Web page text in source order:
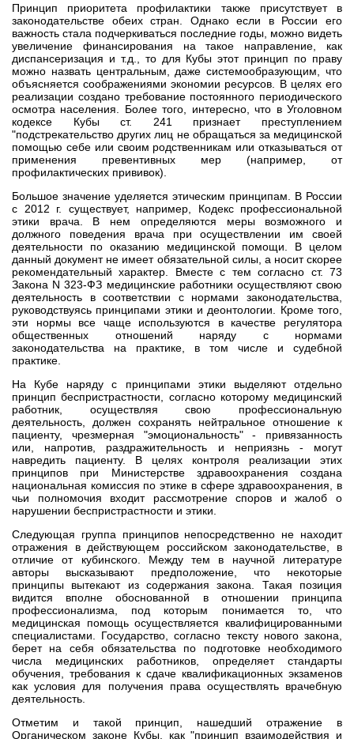
Принцип приоритета профилактики также присутствует в
законодательстве обеих стран. Однако если в России его
важность стала подчеркиваться последние годы, можно видеть
увеличение финансирования на такое направление, как
диспансеризация и т.д., то для Кубы этот принцип по праву
можно назвать центральным, даже системообразующим, что
объясняется соображениями экономии ресурсов. В целях его
реализации создано требование постоянного периодического
осмотра населения. Более того, интересно, что в Уголовном
кодексе Кубы ст. 241 признает преступлением
"подстрекательство других лиц не обращаться за медицинской
помощью себе или своим родственникам или отказываться от
применения превентивных мер (например, от
профилактических прививок).
Большое значение уделяется этическим принципам. В России
с 2012 г. существует, например, Кодекс профессиональной
этики врача. В нем определяются меры возможного и
должного поведения врача при осуществлении им своей
деятельности по оказанию медицинской помощи. В целом
данный документ не имеет обязательной силы, а носит скорее
рекомендательный характер. Вместе с тем согласно ст. 73
Закона N 323-ФЗ медицинские работники осуществляют свою
деятельность в соответствии с нормами законодательства,
руководствуясь принципами этики и деонтологии. Кроме того,
эти нормы все чаще используются в качестве регулятора
общественных отношений наряду с нормами
законодательства на практике, в том числе и судебной
практике.
На Кубе наряду с принципами этики выделяют отдельно
принцип беспристрастности, согласно которому медицинский
работник, осуществляя свою профессиональную
деятельность, должен сохранять нейтральное отношение к
пациенту, чрезмерная "эмоциональность" - привязанность
или, напротив, раздражительность и неприязнь - могут
навредить пациенту. В целях контроля реализации этих
принципов при Министерстве здравоохранения создана
национальная комиссия по этике в сфере здравоохранения, в
чьи полномочия входит рассмотрение споров и жалоб о
нарушении беспристрастности и этики.
Следующая группа принципов непосредственно не находит
отражения в действующем российском законодательстве, в
отличие от кубинского. Между тем в научной литературе
авторы высказывают предположение, что некоторые
принципы вытекают из содержания закона. Такая позиция
видится вполне обоснованной в отношении принципа
профессионализма, под которым понимается то, что
медицинская помощь осуществляется квалифицированными
специалистами. Государство, согласно тексту нового закона,
берет на себя обязательства по подготовке необходимого
числа медицинских работников, определяет стандарты
обучения, требования к сдаче квалификационных экзаменов
как условия для получения права осуществлять врачебную
деятельность.
Отметим и такой принцип, нашедший отражение в
Органическом законе Кубы, как "принцип взаимодействия и